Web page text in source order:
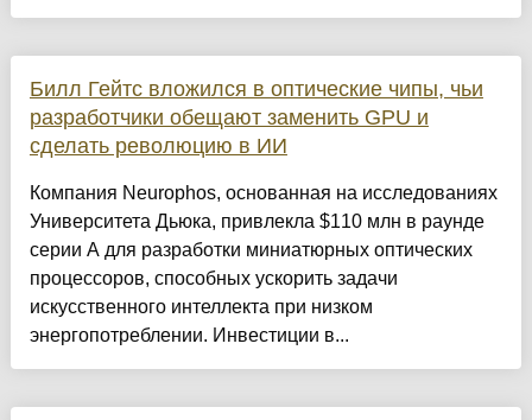
Билл Гейтс вложился в оптические чипы, чьи
разработчики обещают заменить GPU и
сделать революцию в ИИ
Компания Neurophos, основанная на исследованиях
Университета Дьюка, привлекла $110 млн в раунде
серии А для разработки миниатюрных оптических
процессоров, способных ускорить задачи
искусственного интеллекта при низком
энергопотреблении. Инвестиции в...